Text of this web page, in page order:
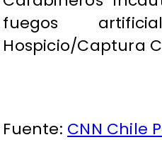
fuegos
Hospicio/Captura
Fuente: CNN Chile